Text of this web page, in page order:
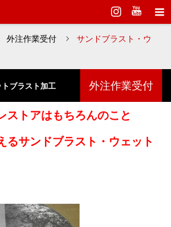
外注作業受付
サンドブラスト・ウ
外注作業受付
ブラスト加工
ストアはもちろんのこと
るサンドブラスト・ウェット